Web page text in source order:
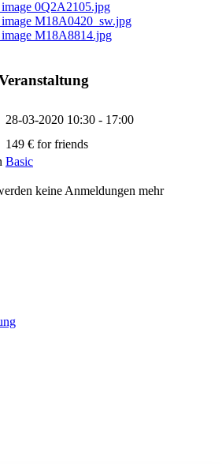
28-03-2020 10:30 - 17:00
149 € for friends
Basic
keine Anmeldungen mehr